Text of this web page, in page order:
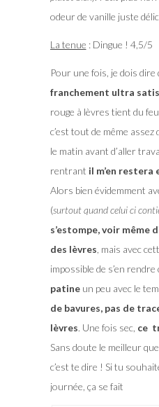
odeur de vanille juste
La tenue : Dingue ! 4,5/5
Pour une fois, je dois dire
franchement ultra
rouge à lèvres tient du
c’est tout de même
le matin avant d’aller
rentrant il m’en restera
Alors bien évidemment
(surtout quand celui ci
s’estompe, voir même
des lèvres, mais avec
impossible de s’en rendre
patineun peu avec le
de bavures, pas de
lèvres. Une fois sec, ce
Sans doute le meilleur
c’est te dire ! Si tu
journée, ça se fait